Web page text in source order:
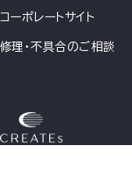
コーポレートサイト
修理・不具合のご相談